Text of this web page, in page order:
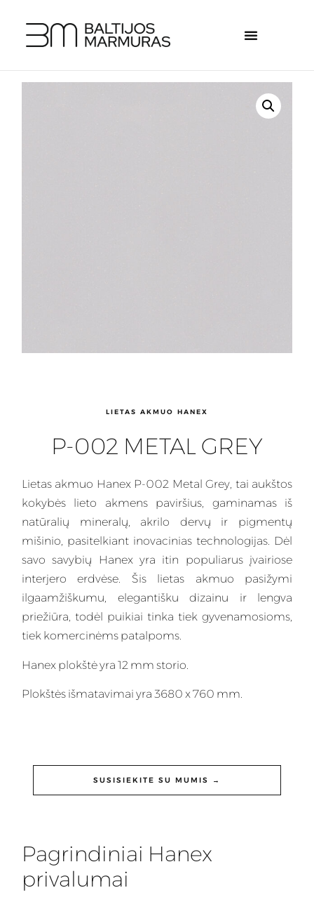
LIETAS AKMUO HANEX
P-002 METAL GREY
Lietas akmuo Hanex P-002 Metal Grey, tai aukštos
kokybės lieto akmens paviršius, gaminamas iš
natūralių mineralų, akrilo dervų ir pigmentų
mišinio, pasitelkiant inovacinias technologijas. Dėl
savo savybių
Hanexyra itin populiarus įvairiose
interjero erdvėse. Šis lietas akmuo pasižymi
ilgaamžiškumu, elegantišku dizainu ir lengva
priežiūra, todėl puikiai tinka tiek gyvenamosioms,
tiek komercinėms patalpoms.
Hanex plokštė yra 12 mm storio.
Plokštės išmatavimai yra 3680 x 760 mm.
SUSISIEKITE SU MUMIS →
Pagrindiniai Hanex
privalumai